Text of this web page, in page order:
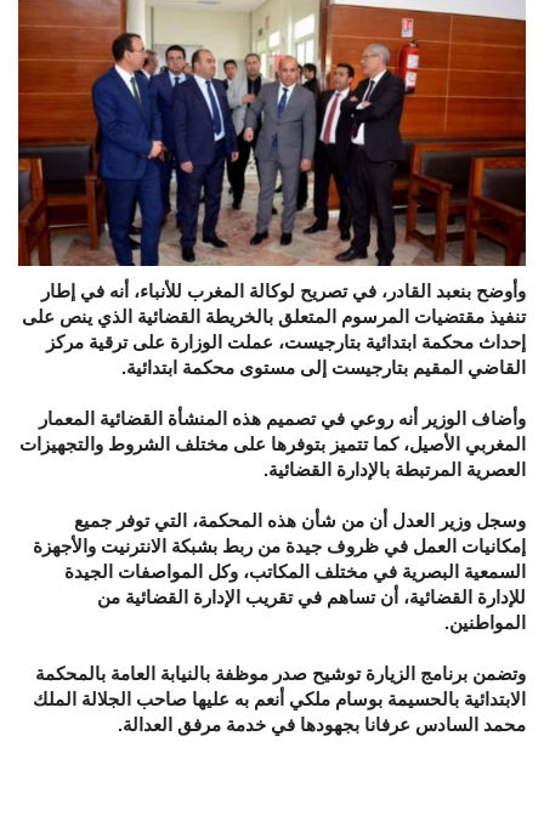
وأوضح بنعبد القادر، في تصريح لوكالة المغرب للأنباء، أنه في إطار
تنفيذ مقتضيات المرسوم المتعلق بالخريطة القضائية الذي ينص على
إحداث محكمة ابتدائية بتارجيست، عملت الوزارة على ترقية مركز
القاضي المقيم بتارجيست إلى مستوى محكمة ابتدائية.
وأضاف الوزير أنه روعي في تصميم هذه المنشأة القضائية المعمار
المغربي الأصيل، كما تتميز بتوفرها على مختلف الشروط والتجهيزات
العصرية المرتبطة بالإدارة القضائية.
وسجل وزير العدل أن من شأن هذه المحكمة، التي توفر جميع
إمكانيات العمل في ظروف جيدة من ربط بشبكة الانترنيت والأجهزة
السمعية البصرية في مختلف المكاتب، وكل المواصفات الجيدة
للإدارة القضائية، أن تساهم في تقريب الإدارة القضائية من
المواطنين.
وتضمن برنامج الزيارة توشيح صدر موظفة بالنيابة العامة بالمحكمة
الابتدائية بالحسيمة بوسام ملكي أنعم به عليها صاحب الجلالة الملك
محمد السادس عرفانا بجهودها في خدمة مرفق العدالة.